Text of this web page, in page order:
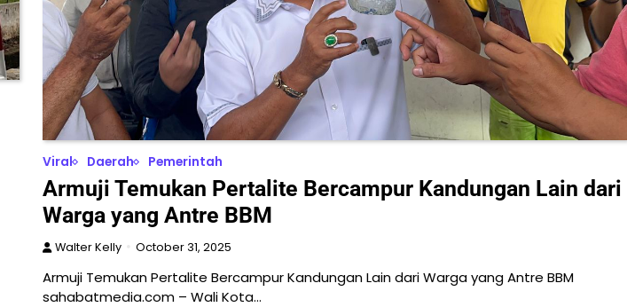
Viral Daerah Pemerintah
Armuji Temukan Pertalite Bercampur Kandungan Lain dari
Warga yang Antre BBM
Walter Kelly October 31, 2025
Armuji Temukan Pertalite Bercampur Kandungan Lain dari Warga yang Antre BBM
sahabatmedia.com – Wali Kota…